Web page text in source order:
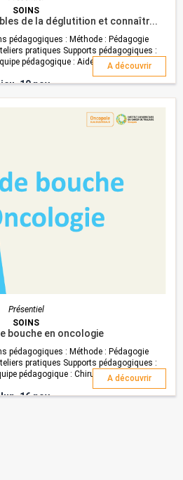
SOINS
de la déglutition et connaîtr...
pédagogiques : Méthode : Pédagogie
pratiques Supports pédagogiques :
pédagogique : Aide-soignante en
jeu. 19 nov.
A découvrir
Présentiel
SOINS
bouche en oncologie
pédagogiques : Méthode : Pédagogie
pratiques Supports pédagogiques :
pédagogique : Chirurgien-dentiste,
lun. 16 nov.
A découvrir